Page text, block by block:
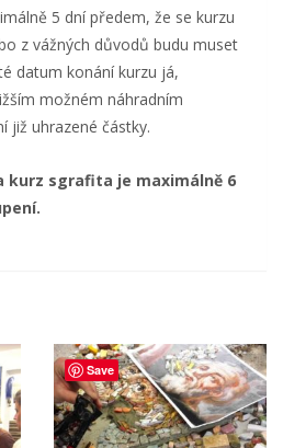
5 dní předem, že se kurzu
z vážných důvodů budu muset
datum konání kurzu já,
možném náhradním
již uhrazené částky.
kurz sgrafita je maximálně 6
Save